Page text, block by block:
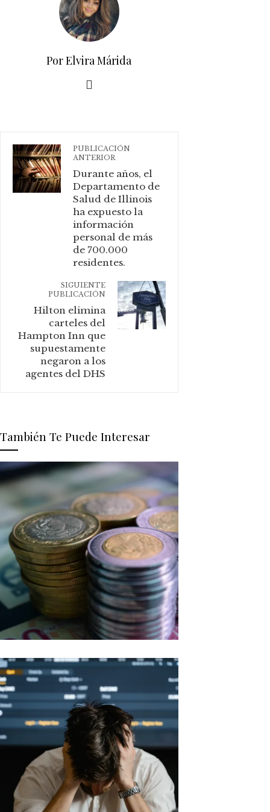
Por Elvira Márida
PUBLICACIÓN
ANTERIOR
Durante años, el
Departamento de
Salud de Illinois
ha expuesto la
información
personal de más
de 700.000
residentes.
SIGUIENTE
PUBLICACIÓN
Hilton elimina
carteles del
Hampton Inn que
supuestamente
negaron a los
agentes del DHS
También Te Puede Interesar